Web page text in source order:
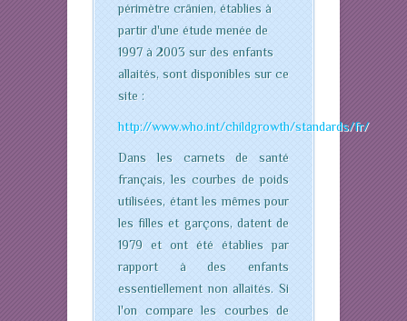
périmètre crânien, établies à
partir d'une étude menée de
1997 à 2003 sur des enfants
allaités, sont disponibles sur ce
site :
http://www.who.int/childgrowth/standards/fr/
Dans les carnets de santé
français, les courbes de poids
utilisées, étant les mêmes pour
les filles et garçons, datent de
1979 et ont été établies par
rapport à des enfants
essentiellement non allaités. Si
l'on compare les courbes de